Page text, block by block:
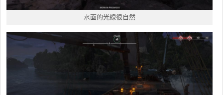
水面的光線很自然